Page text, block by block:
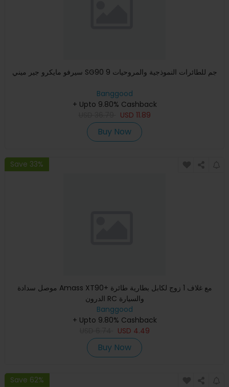
سيرفو مايكرو جير ميني SG90 9 جم للطائرات النموذجية والمروحيات
Banggood
+ Upto 9.80% Cashback
USD 11.89
Buy Now
Save 33%
موصل سدادة Amass XT90+ مع غلاف 1 زوج لكابل بطارية طائرة
الدرون RC والسيارة
Banggood
+ Upto 9.80% Cashback
USD 4.49
Buy Now
Save 62%